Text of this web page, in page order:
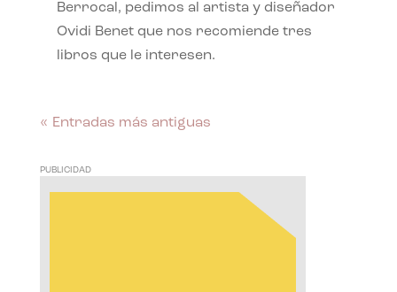
Berrocal, pedimos al artista y diseñador
Ovidi Benet que nos recomiende tres
libros que le interesen.
« Entradas más antiguas
PUBLICIDAD